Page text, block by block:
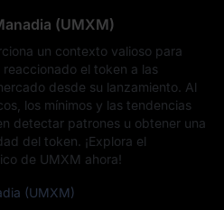
(UMXM)
un contexto valioso para
el token a las
desde su lanzamiento. Al
los mínimos y las tendencias
detectar patrones u obtener una
del token. ¡Explora el
de UMXM ahora!
(UMXM)